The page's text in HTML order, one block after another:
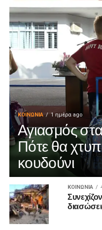
ΚΟΙΝΩΝΊΑ 1 ημέρα ago
Αγιασμός
Πότε θα
κουδούνι
ΚΟΙΝΩΝΊΑ